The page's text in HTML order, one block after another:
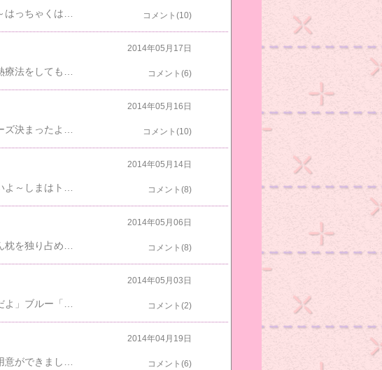
コメント(10)
2014年05月17日
コメント(6)
2014年05月16日
コメント(10)
2014年05月14日
コメント(8)
2014年05月06日
コメント(8)
2014年05月03日
コメント(2)
2014年04月19日
コメント(6)